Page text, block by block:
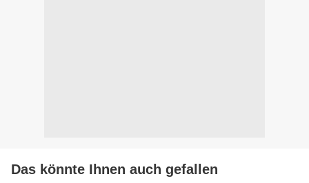
Das könnte Ihnen auch gefallen